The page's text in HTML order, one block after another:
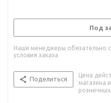
Под
Наши менеджеры обязательно
условия заказа
Поделиться
Цена
магазина